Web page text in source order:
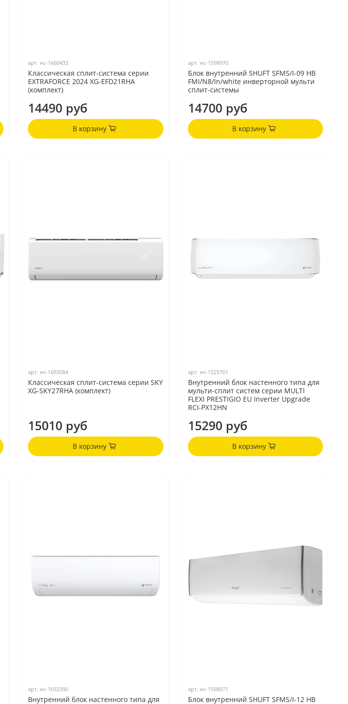
арт. нс-1660433
Классическая сплит-система серии
EXTRAFORCE 2024 XG-EFD21RHA
(комплект)
14490 руб
В корзину
арт. нс-1598970
Блок внутренний SHUFT SFMS/I-09 HB
FMI/N8/In/white инверторной мульти
сплит-системы
14700 руб
В корзину
арт. нс-1693084
Классическая сплит-система серии SKY
XG-SKY27RHA (комплект)
15010 руб
В корзину
арт. нс-1525701
Внутренний блок настенного типа для
мульти-сплит систем серии MULTI
FLEXI PRESTIGIO EU Inverter Upgrade
RCI-PX12HN
15290 руб
В корзину
арт. нс-1692390
Внутренний блок настенного типа для
арт. нс-1598971
Блок внутренний SHUFT SFMS/I-12 HB